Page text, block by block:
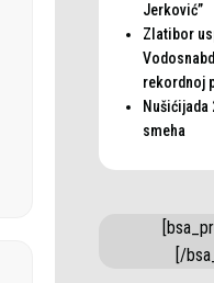
Jerković”
Zlatibor
rekordnoj
Nušićijada
smeha
[/